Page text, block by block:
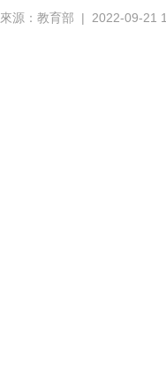
藍
來源：教育部 | 2022-09-21